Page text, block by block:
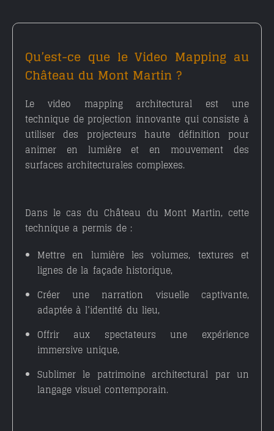
Qu’est-ce que le Video Mapping au
Château du Mont Martin ?
Le video mapping architectural est une
technique de projection innovante qui consiste à
utiliser des projecteurs haute définition pour
animer en lumière et en mouvement des
surfaces architecturales complexes.
Dans le cas du Château du Mont Martin, cette
technique a permis de :
Mettre en lumière les volumes, textures et
lignes de la façade historique,
Créer une narration visuelle captivante,
adaptée à l’identité du lieu,
Offrir aux spectateurs une expérience
immersive unique,
Sublimer le patrimoine architectural par un
langage visuel contemporain.